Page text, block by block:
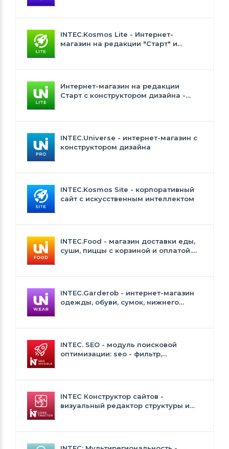
INTEC.Kosmos Lite - Интернет-
магазин на редакции "Старт" и
Интернет-магазин на редакции
Старт с конструктором дизайна -
INTEC.Universe - интернет-магазин с
конструктором дизайна
INTEC.Kosmos Site - корпоративный
сайт с искусственным интеллектом
INTEC.Food - магазин доставки еды,
суши, пиццы с корзиной и оплатой.
INTEC.Garderob - интернет-магазин
одежды, обуви, сумок, нижнего
INTEC. SEO - модуль поисковой
оптимизации: seo - фильтр,
INTEC Конструктор сайтов -
визуальный редактор структуры и